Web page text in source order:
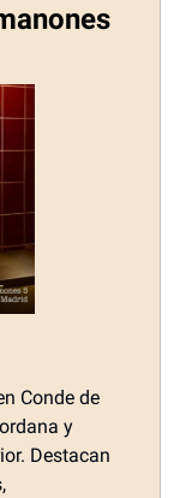
Conde de
y
Destacan